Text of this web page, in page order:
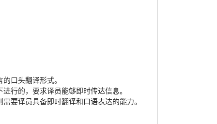
口头翻译形式。
行的，要求译员能够即时传达信息。
要译员具备即时翻译和口语表达的能力。